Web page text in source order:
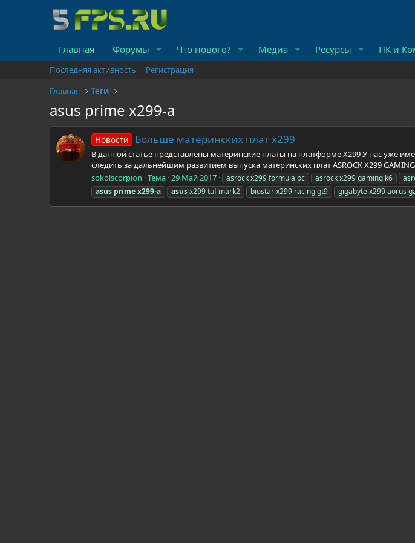
Главная Форумы Что нового? Медиа Ресурсы ПК и
Последняя активность
Регистрация
Главная
Теги
asus prime x299-a
Новости Больше материнских плат x299
В данной статье представлены материнские платы на платформе X299 У нас уже
следить за дальнейшим развитием выпуска материнских плат ASROCK X299 GAMING
sokolscorpion Тема 29 Май 2017 asrock x299 formula oc asrock x299 gaming k6
asus primex299-a asusx299 tuf mark2 biostar x299 racing gt9 gigabyte x299 aorus